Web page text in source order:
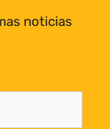
noticias